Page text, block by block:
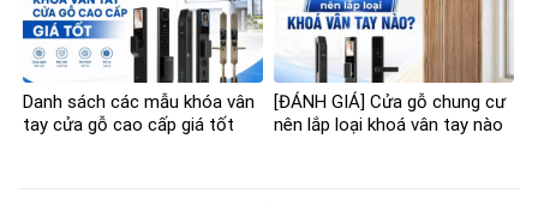
Danh sách các mẫu khóa vân
tay cửa gỗ cao cấp giá tốt
[ĐÁNH GIÁ] Cửa gỗ chung cư
nên lắp loại khoá vân tay nào